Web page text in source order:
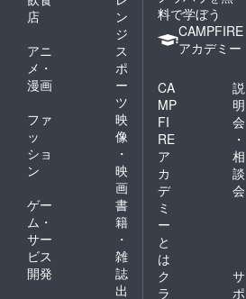
店
ン
ジ
アニ
メ・
漫画
ス
ポ
ー
ツ
ファ
ッ
ショ
ン
映
像
・
映
画
ゲー
ム・
サー
ビス
開発
書
籍
・
雑
誌
出
料で学ぼう
CAMPFIRE
アカデミー
CA
MP
FI
RE
ア
カ
デ
ミ
ー
と
は
説
明
会
・
相
談
会
ク
ラ
サ
ポ